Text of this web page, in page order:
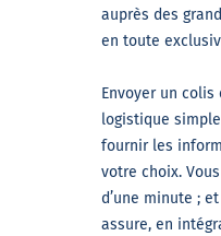
auprès des
en toute
Envoyer un colis
logistique
fournir les
votre choix.
d’une minute ;
assure, en